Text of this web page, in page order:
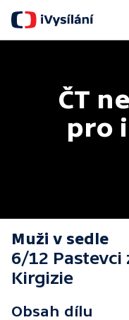
ČT
pro
Muži v sedle
6/12 Pastevci
Kirgizie
Obsah dílu